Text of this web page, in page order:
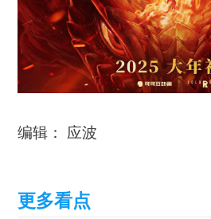
编辑： 应波